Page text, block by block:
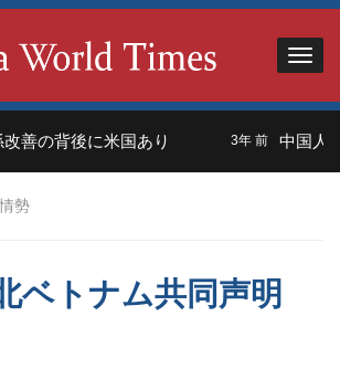
の背後に米国あり 3年 前 中国人観
勢
ベトナム共同声明